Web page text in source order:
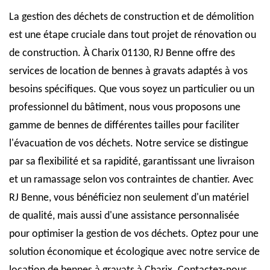
La gestion des déchets de construction et de démolition
est une étape cruciale dans tout projet de rénovation ou
de construction. À Charix 01130, RJ Benne offre des
services de location de bennes à gravats adaptés à vos
besoins spécifiques. Que vous soyez un particulier ou un
professionnel du bâtiment, nous vous proposons une
gamme de bennes de différentes tailles pour faciliter
l'évacuation de vos déchets. Notre service se distingue
par sa flexibilité et sa rapidité, garantissant une livraison
et un ramassage selon vos contraintes de chantier. Avec
RJ Benne, vous bénéficiez non seulement d'un matériel
de qualité, mais aussi d'une assistance personnalisée
pour optimiser la gestion de vos déchets. Optez pour une
solution économique et écologique avec notre service de